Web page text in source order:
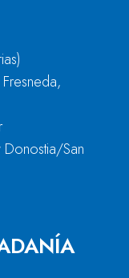
Donostia/San